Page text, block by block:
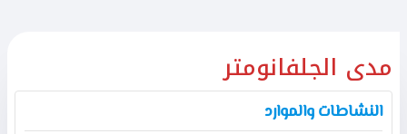
مدى الجلفانومتر
النشاطات والموارد